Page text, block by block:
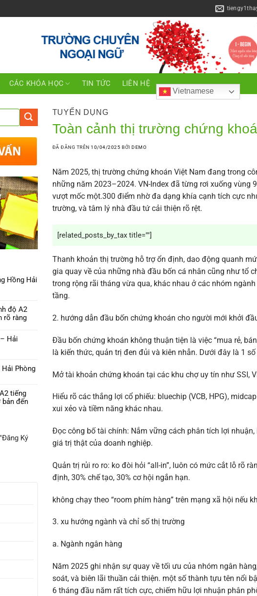
CÁC KHÓA HỌC TIN TỨC LIÊN HỆ
Vietnamese
Hồng Hải
độ A2
rõ ràng
Hải
Hải Phòng
tiếng
đến
Ký
TUYỂN DỤNG
Toàn cảnh thị trường chứng
ĐÃ ĐĂNG TRÊN10/04/2025 BỞIDEMO
Năm 2025, thị trường chứng khoán Việt Nam đang trong
những năm 2023–2024. VN-Index đã từng rơi xuống vùng
vượt mốc một.300 điểm nhờ đa dạng khía cạnh tích cực
trường, và tâm lý nhà đầu tứ cải thiện rõ rệt.
[related_posts_by_tax title=""]
Thanh khoản thị trường hỗ trợ ổn định, dao động quanh
gia quay về của những nhà đầu bốn cá nhân cũng như tổ
trong rộng rãi tháng vừa qua, khác nhau ở các nhóm
tầng.
2. hướng dẫn đầu bốn chứng khoán cho người mới khởi
Đầu bốn chứng khoán không thuận tiện là việc “mua rẻ,
là kiến thức, quản trị đen đủi và kiên nhẫn. Dưới đây là 1
Mở tài khoản chứng khoán tại các khu chợ uy tín như SSI,
Hiểu rõ các thắng lợi cổ phiếu: bluechip (VCB, HPG),
xui xẻo và tiềm năng khác nhau.
Đọc công bố tài chính: Nắm vững cách phân tích lợi nhuận,
giá trị thật của doanh nghiệp.
Quản trị rủi ro ro: ko đòi hỏi “all-in”, luôn có mức cắt lỗ rõ
định, 30% chế tạo, 30% cơ hội ngắn hạn.
không chạy theo “room phím hàng” trên mạng xã hội nếu
3. xu hướng ngành và chỉ số thị trường
a. Ngành ngân hàng
Năm 2025 ghi nhận sự quay về tối ưu của nhóm ngân
soát, và biên lãi thuần cải thiện. một số thành tựu tên nổi
6 tháng đầu năm rất tích cực, chiếm hữu lợi nhuận phân